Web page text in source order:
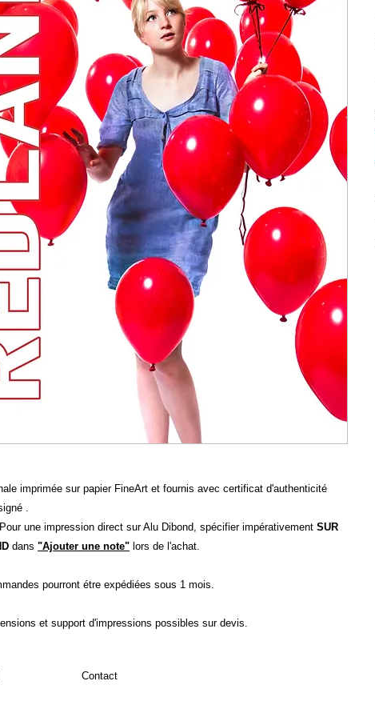
imprimée sur papier FineArt et fournis avec certificat d'authenticité
.
une impression direct sur Alu Dibond, spécifier impérativement SUR
dans "Ajouter une note" lors de l'achat.
pourront étre expédiées sous 1 mois.
et support d'impressions possibles sur devis.
Contact